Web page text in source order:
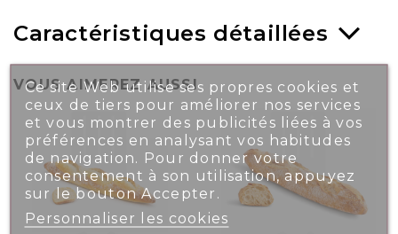
Caractéristiques détaillées
VOUS AIMEREZ AUSSI
Ce site Web utilise ses propres cookies et
ceux de tiers pour améliorer nos services
et vous montrer des publicités liées à vos
préférences en analysant vos habitudes
de navigation. Pour donner votre
consentement à son utilisation, appuyez
sur le bouton Accepter.
Personnaliser les cookies